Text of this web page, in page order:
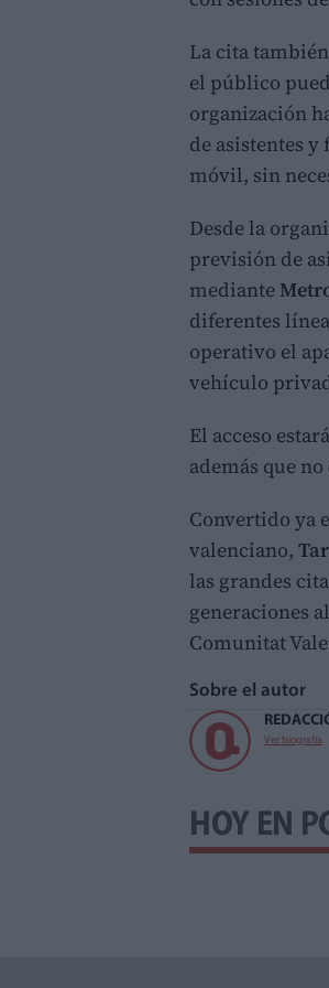
La cita
el público
organización
de asistentes
móvil, sin
Desde la
previsión de
mediante
diferentes
operativo el
vehículo
El acceso
además que
Convertido ya
valenciano,
las grandes
generaciones
Comunitat
Sobre el autor
Ver biografía
HOY EN